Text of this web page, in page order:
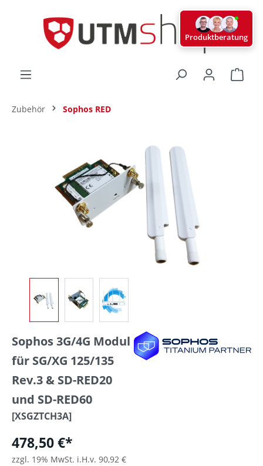
Zubehör Sophos RED
Sophos 3G/4G Modul
für SG/XG 125/135
Rev.3 & SD-RED20
und SD-RED60
[XSGZTCH3A]
478,50 €*
zzgl. 19% MwSt. i.H.v. 90,92 €
Produktberatung